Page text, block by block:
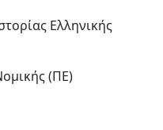
Ελληνικής
(ΠΕ)